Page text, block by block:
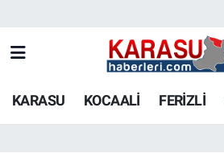
KARASU KOCAALİ FERİZLİ